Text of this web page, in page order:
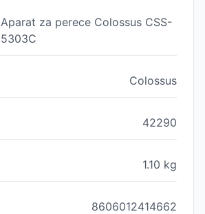
Aparat za perece Colossus CSS-
5303C
Colossus
42290
1.10 kg
8606012414662